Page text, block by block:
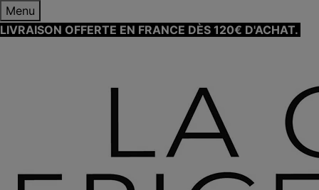
Menu
LIVRAISON OFFERTE EN FRANCE DÈS 120€ D'ACHAT.